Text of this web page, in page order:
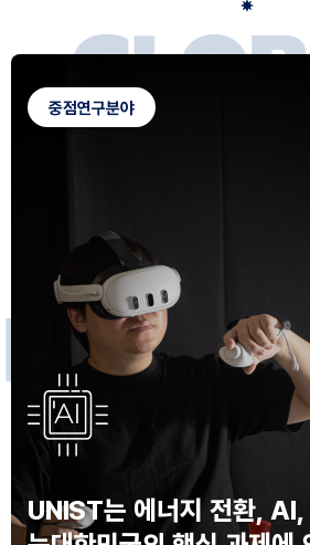
GLOB
CA
FU TU
NNOV
S
중점연구분야
UNIST는 에너지 전환, AI,